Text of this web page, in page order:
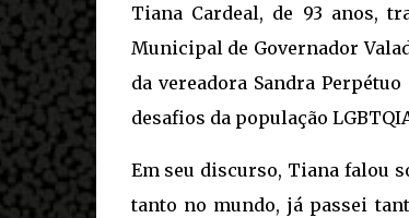
Tiana Cardeal, de 93 anos,
Municipal de Governador
da vereadora Sandra
desafios da população
Em seu discurso, Tiana falou
tanto no mundo, já passei